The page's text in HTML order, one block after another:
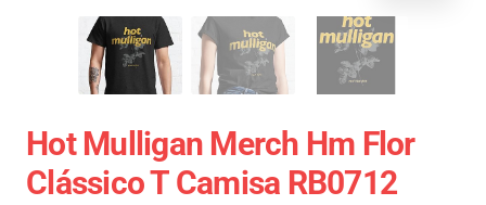
Hot Mulligan Merch Hm Flor
Clássico T Camisa RB0712